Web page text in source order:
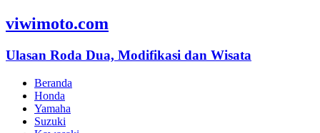
viwimoto.com
Ulasan Roda Dua, Modifikasi dan Wisata
Beranda
Honda
Yamaha
Suzuki